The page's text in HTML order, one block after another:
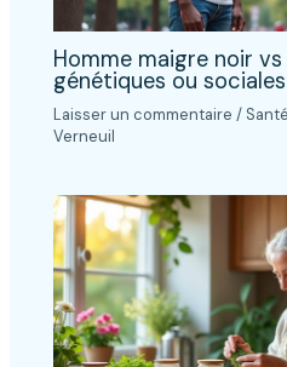
Homme maigre noir
génétiques ou
Laisser un commentaire /
Verneuil